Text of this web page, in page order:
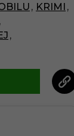
, KRIMI ,
,
,